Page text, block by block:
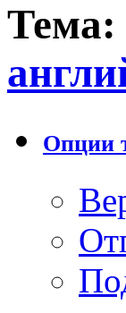
Тема:
Опции